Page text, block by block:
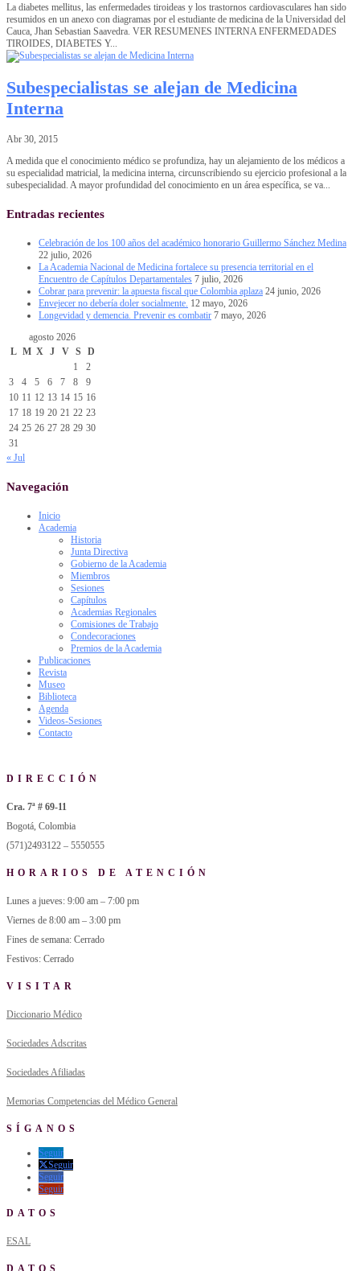
La diabetes mellitus, las enfermedades tiroideas y los trastornos cardiovasculares han sido
resumidos en un anexo con diagramas por el estudiante de medicina de la Universidad del
Cauca, Jhan Sebastian Saavedra. VER RESUMENES INTERNA ENFERMEDADES
TIROIDES, DIABETES Y...
Subespecialistas se alejan de Medicina
Interna
Abr 30, 2015
A medida que el conocimiento médico se profundiza, hay un alejamiento de los médicos a
su especialidad matricial, la medicina interna, circunscribiendo su ejercicio profesional a la
subespecialidad. A mayor profundidad del conocimiento en un área específica, se va...
Entradas recientes
Celebración de los 100 años del académico honorario Guillermo Sánchez Medina
22 julio, 2026
La Academia Nacional de Medicina fortalece su presencia territorial en el
Encuentro de Capítulos Departamentales 7 julio, 2026
Cobrar para prevenir: la apuesta fiscal que Colombia aplaza 24 junio, 2026
Envejecer no debería doler socialmente. 12 mayo, 2026
Longevidad y demencia. Prevenir es combatir 7 mayo, 2026
agosto 2026
L M X J V S
D
1
2
3
4 5 6 7 8
9
10 11 12 13 14 15 16
17 18 19 20 21 22 23
24 25 26 27 28 29 30
31
« Jul
Navegación
Inicio
Academia
Historia
Junta Directiva
Gobierno de la Academia
Miembros
Sesiones
Capítulos
Academias Regionales
Comisiones de Trabajo
Condecoraciones
Premios de la Academia
Publicaciones
Revista
Museo
Biblioteca
Agenda
Videos-Sesiones
Contacto
DIRECCIÓN
Cra. 7ª # 69-11
Bogotá, Colombia
(571)2493122 – 5550555
HORARIOS DE ATENCIÓN
Lunes a jueves: 9:00 am – 7:00 pm
Viernes de 8:00 am – 3:00 pm
Fines de semana: Cerrado
Festivos: Cerrado
VISITAR
Diccionario Médico
Sociedades Adscritas
Sociedades Afiliadas
Memorias Competencias del Médico General
SÍGANOS
Seguir
Seguir
Seguir
Seguir
DATOS
ESAL
DATOS